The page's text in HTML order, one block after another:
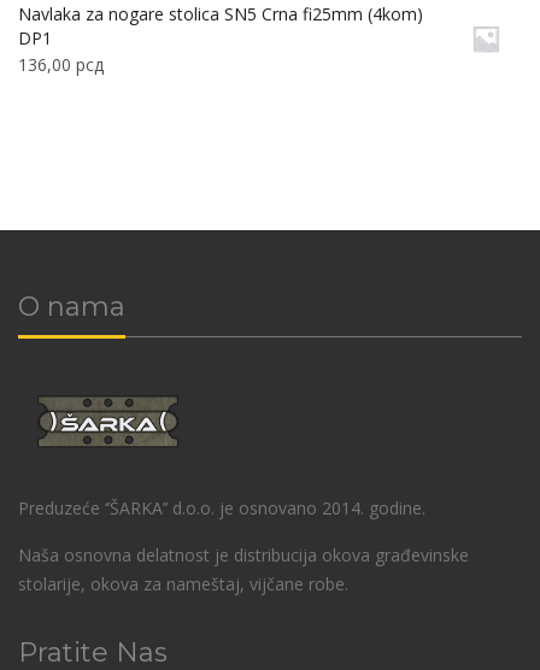
Navlaka za nogare stolica SN5 Crna fi25mm (4kom)
DP1
136,00 рсд
O nama
Preduzeće ‘’ŠARKA’’ d.o.o. je osnovano 2014. godine.
Naša osnovna delatnost je distribucija okova građevinske
stolarije, okova za nameštaj, vijčane robe.
Pratite Nas